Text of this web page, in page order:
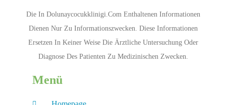
Die In Dolunaycocukklinigi.com Enthaltenen Informationen
Dienen Nur Zu Informationszwecken. Diese Informationen
Ersetzen In Keiner Weise Die Ärztliche Untersuchung Oder
Diagnose Des Patienten Zu Medizinischen Zwecken.
Menü